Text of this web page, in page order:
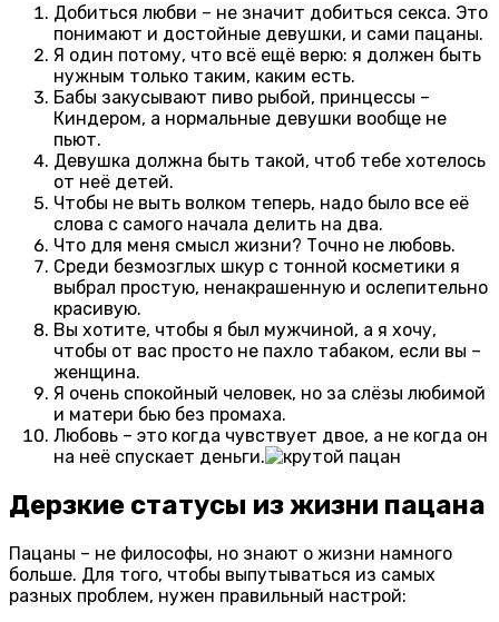
Добиться любви – не значит добиться секса. Это
понимают и достойные девушки, и сами пацаны.
Я один потому, что всё ещё верю: я должен быть
нужным только таким, каким есть.
Бабы закусывают пиво рыбой, принцессы –
Киндером, а нормальные девушки вообще не
пьют.
Девушка должна быть такой, чтоб тебе хотелось
от неё детей.
Чтобы не выть волком теперь, надо было все её
слова с самого начала делить на два.
Что для меня смысл жизни? Точно не любовь.
Среди безмозглых шкур с тонной косметики я
выбрал простую, ненакрашенную и ослепительно
красивую.
Вы хотите, чтобы я был мужчиной, а я хочу,
чтобы от вас просто не пахло табаком, если вы –
женщина.
Я очень спокойный человек, но за слёзы любимой
и матери бью без промаха.
Любовь – это когда чувствует двое, а не когда он
на неё спускает деньги.
Дерзкие статусы из жизни пацана
Пацаны – не философы, но знают о жизни намного
больше. Для того, чтобы выпутываться из самых
разных проблем, нужен правильный настрой: